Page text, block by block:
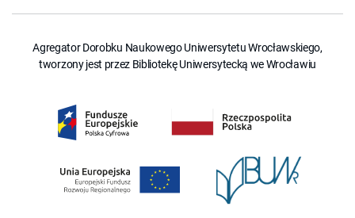
Agregator Dorobku Naukowego Uniwersytetu Wrocławskiego,
tworzony jest przez Bibliotekę Uniwersytecką we Wrocławiu